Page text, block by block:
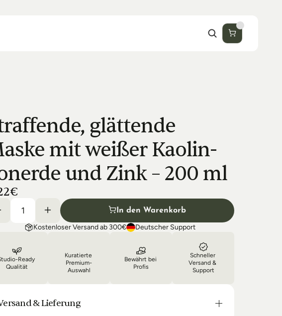
glättende
mit weißer Kaolin-
und Zink – 200 ml
In den Warenkorb
Kostenloser Versand ab 300€ Deutscher Support
Ready
Qualität
Kuratierte
Premium-
Auswahl
Bewährt bei
Profis
Schneller
Versand &
Support
& Lieferung